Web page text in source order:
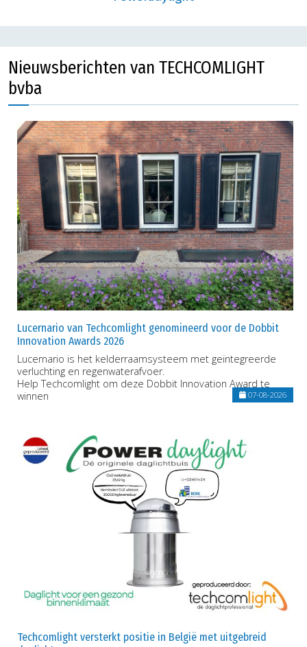
Nieuwsberichten van TECHCOMLIGHT
bvba
Lucernario van Techcomlight genomineerd voor de Dobbit
Innovation Awards 2026
Lucernario is het kelderraamsysteem met geïntegreerde
verluchting en regenwaterafvoer.
Help Techcomlight om deze Dobbit Innovation Award te
winnen
07-08-2026
Techcomlight versterkt positie in België met uitgebreid